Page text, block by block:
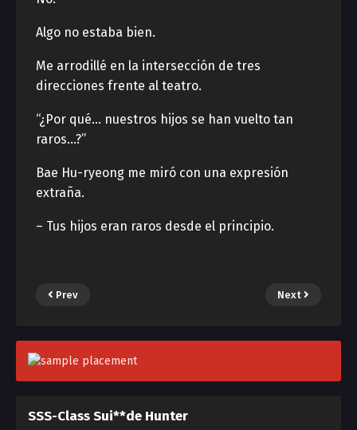
Algo no estaba bien.
Me arrodillé en la intersección de tres
direcciones frente al teatro.
“¿Por qué… nuestros hijos se han vuelto tan
raros…?”
Bae Hu-ryeong me miró con una expresión
extraña.
– Tus hijos eran raros desde el principio.
Prev Next
SSS-Class Sui**de Hunter